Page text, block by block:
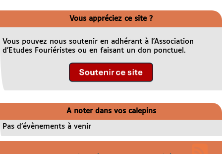
Vous appréciez ce site ?
Vous pouvez nous soutenir en adhérant à l’Association
d’Etudes Fouriéristes ou en faisant un don ponctuel.
A noter dans vos calepins
Pas d’évènements à venir